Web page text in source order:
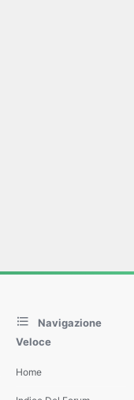
Navigazione
Veloce
Home